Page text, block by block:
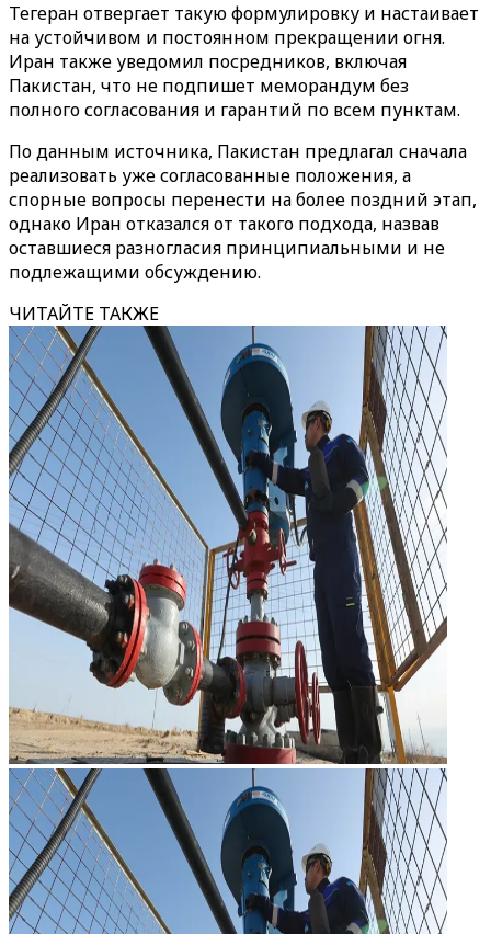
Тегеран отвергает такую формулировку и настаивает
на устойчивом и постоянном прекращении огня.
Иран также уведомил посредников, включая
Пакистан, что не подпишет меморандум без
полного согласования и гарантий по всем пунктам.
По данным источника, Пакистан предлагал сначала
реализовать уже согласованные положения, а
спорные вопросы перенести на более поздний этап,
однако Иран отказался от такого подхода, назвав
оставшиеся разногласия принципиальными и не
подлежащими обсуждению.
ЧИТАЙТЕ ТАКЖЕ